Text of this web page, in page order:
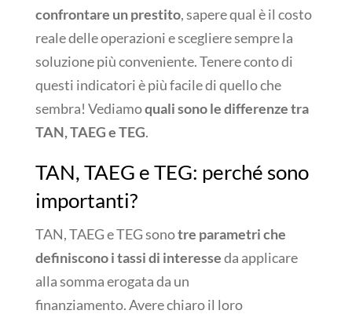
confrontare un prestito, sapere qual è il costo
reale delle operazioni e scegliere sempre la
soluzione più conveniente. Tenere conto di
questi indicatori è più facile di quello che
sembra! Vediamoquali sono le differenze tra
TAN, TAEG e TEG.
TAN, TAEG e TEG: perché sono
importanti?
TAN, TAEG e TEG sonotre parametri che
definiscono i tassi di interesseda applicare
alla somma erogata da un
finanziamento. Avere chiaro il loro